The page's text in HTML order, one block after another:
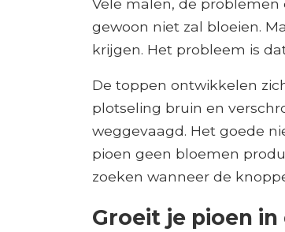
Vele malen, de problemen
gewoon niet zal bloeien.
krijgen. Het probleem is
De toppen ontwikkelen
plotseling bruin en
weggevaagd. Het goede
pioen geen bloemen
zoeken wanneer de
Groeit je pioen in